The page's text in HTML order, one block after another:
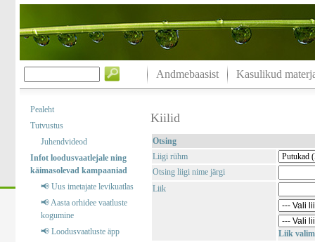
Andmebaasist Kasulikud
Pealeht
Tutvustus
Juhendvideod
Infot loodusvaatlejale ning
käimasolevad kampaaniad
📢 Uus imetajate levikuatlas
📢 Aasta orhidee vaatluste
kogumine
📢 Loodusvaatluste äpp
Kiilid
Otsing
Liigi rühm
Otsing liigi nime järgi
Liik
Liik